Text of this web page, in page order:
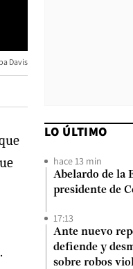
Davis
LO ÚLTIMO
hace 13 min
Abelardo de la
presidente de
17:13
Ante nuevo
defiende y
sobre robos